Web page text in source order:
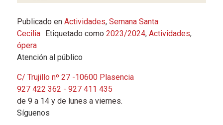
Publicado en Actividades, Semana Santa
Cecilia
Etiquetado como 2023/2024, Actividades,
ópera
Atención al público
C/ Trujillo nº 27 -10600 Plasencia
927 422 362 - 927 411 435
de 9 a 14 y de lunes a viernes.
Síguenos